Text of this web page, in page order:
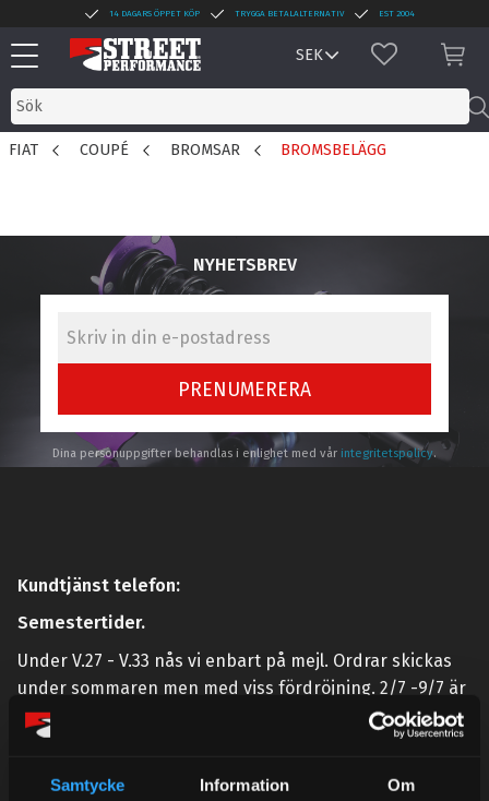
Samtycke Information Om
Meny
14 DAGARS ÖPPET KÖP TRYGGA BETALALTERNATIV EST 2004
FAVORITER
FIAT COUPÉ BROMSAR BROMSBELÄGG
NYHETSBREV
PRENUMERERA
Dina personuppgifter behandlas i enlighet med vår integritetspolicy.
Kundtjänst telefon:
Semestertider.
Under V.27 - V.33 nås vi enbart på mejl. Ordrar skickas
under sommaren men med viss fördröjning. 2/7 -9/7 är
det helt stängt.
Mån-Tors: 10:30-15:00
Lunchstängt 12:00-13:00